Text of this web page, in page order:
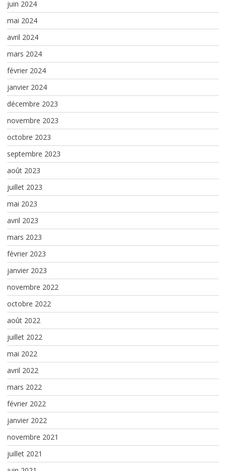
juin 2024
mai 2024
avril 2024
mars 2024
février 2024
janvier 2024
décembre 2023
novembre 2023
octobre 2023
septembre 2023
août 2023
juillet 2023
mai 2023
avril 2023
mars 2023
février 2023
janvier 2023
novembre 2022
octobre 2022
août 2022
juillet 2022
mai 2022
avril 2022
mars 2022
février 2022
janvier 2022
novembre 2021
juillet 2021